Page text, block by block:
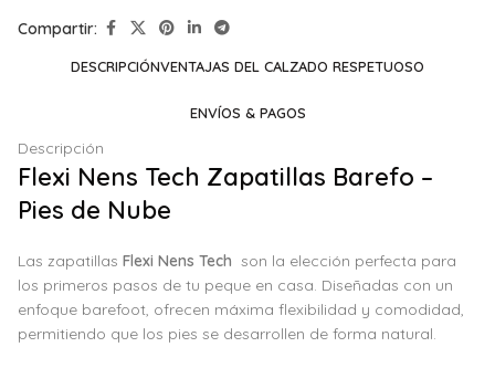
Compartir:
DESCRIPCIÓNVENTAJAS DEL CALZADO RESPETUOSO
ENVÍOS & PAGOS
Descripción
Flexi Nens Tech Zapatillas Barefo –
Pies de Nube
Las zapatillas Flexi Nens Tech son la elección perfecta para
los primeros pasos de tu peque en casa. Diseñadas con un
enfoque barefoot, ofrecen máxima flexibilidad y comodidad,
permitiendo que los pies se desarrollen de forma natural.